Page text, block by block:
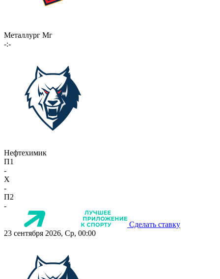
Металлург Мг
-:-
Нефтехимик
П1
-
X
-
П2
-
Сделать ставку
23 сентября 2026, Ср, 00:00